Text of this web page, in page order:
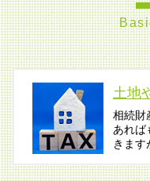
土地
相続財
あれば
きま